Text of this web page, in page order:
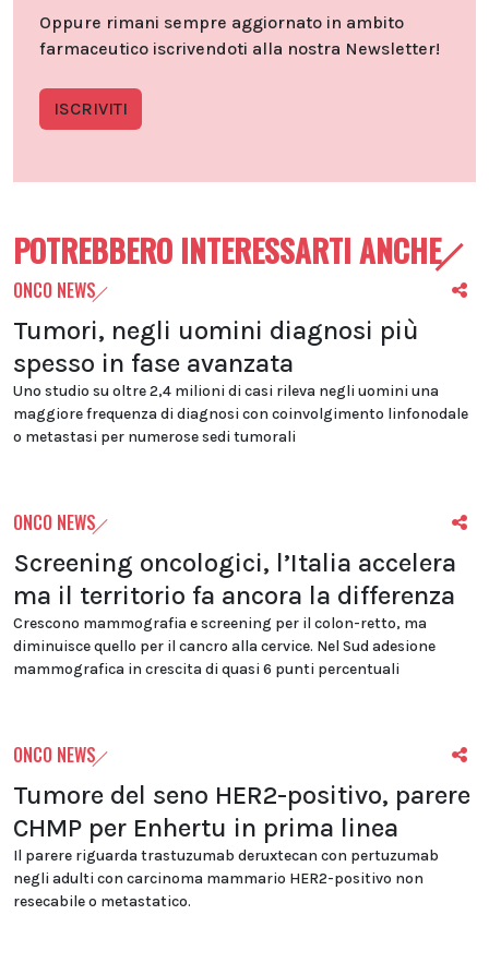
Oppure rimani sempre aggiornato in ambito
farmaceutico iscrivendoti alla nostra Newsletter!
ISCRIVITI
POTREBBERO INTERESSARTI ANCHE
ONCO NEWS
Tumori, negli uomini diagnosi più
spesso in fase avanzata
Uno studio su oltre 2,4 milioni di casi rileva negli uomini una
maggiore frequenza di diagnosi con coinvolgimento linfonodale
o metastasi per numerose sedi tumorali
ONCO NEWS
Screening oncologici, l’Italia accelera
ma il territorio fa ancora la differenza
Crescono mammografia e screening per il colon-retto, ma
diminuisce quello per il cancro alla cervice. Nel Sud adesione
mammografica in crescita di quasi 6 punti percentuali
ONCO NEWS
Tumore del seno HER2-positivo, parere
CHMP per Enhertu in prima linea
Il parere riguarda trastuzumab deruxtecan con pertuzumab
negli adulti con carcinoma mammario HER2-positivo non
resecabile o metastatico.